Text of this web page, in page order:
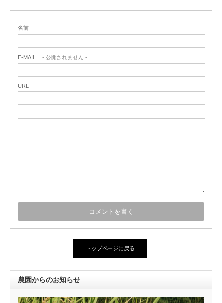
名前
E-MAIL - 公開されません -
URL
トップページに戻る
農園からのお知らせ